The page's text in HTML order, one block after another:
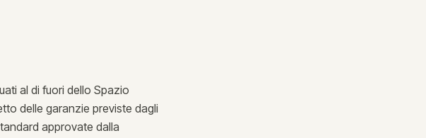
al di fuori dello Spazio
delle garanzie previste dagli
approvate dalla